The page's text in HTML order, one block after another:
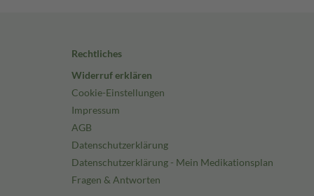
Rechtliches
Widerruf erklären
Cookie-Einstellungen
Impressum
AGB
Datenschutzerklärung
Datenschutzerklärung - Mein Medikationsplan
Fragen & Antworten